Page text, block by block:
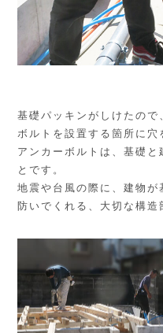
基礎パッキンがしけたので
ボルトを設置する箇所に穴
アンカーボルトは、基礎と
とです。
地震や台風の際に、建物が
防いでくれる、大切な構造